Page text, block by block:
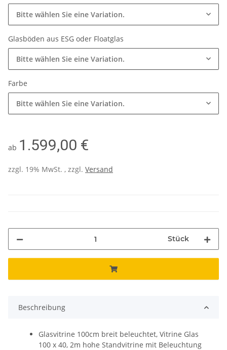
Bitte wählen Sie eine Variation.
Glasböden aus ESG oder Floatglas
Bitte wählen Sie eine Variation.
Farbe
Bitte wählen Sie eine Variation.
ab 1.599,00 €
zzgl. 19% MwSt. , zzgl. Versand
Stück
Beschreibung
Glasvitrine 100cm breit beleuchtet, Vitrine Glas
100 x 40, 2m hohe Standvitrine mit Beleuchtung